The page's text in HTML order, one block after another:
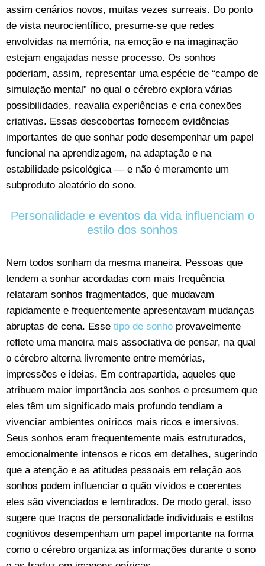
assim cenários novos, muitas vezes surreais. Do ponto
de vista neurocientífico, presume-se que redes
envolvidas na memória, na emoção e na imaginação
estejam engajadas nesse processo. Os sonhos
poderiam, assim, representar uma espécie de “campo de
simulação mental” no qual o cérebro explora várias
possibilidades, reavalia experiências e cria conexões
criativas. Essas descobertas fornecem evidências
importantes de que sonhar pode desempenhar um papel
funcional na aprendizagem, na adaptação e na
estabilidade psicológica — e não é meramente um
subproduto aleatório do sono.
Personalidade e eventos da vida influenciam o
estilo dos sonhos
Nem todos sonham da mesma maneira. Pessoas que
tendem a sonhar acordadas com mais frequência
relataram sonhos fragmentados, que mudavam
rapidamente e frequentemente apresentavam mudanças
abruptas de cena. Esse tipo de sonho provavelmente
reflete uma maneira mais associativa de pensar, na qual
o cérebro alterna livremente entre memórias,
impressões e ideias. Em contrapartida, aqueles que
atribuem maior importância aos sonhos e presumem que
eles têm um significado mais profundo tendiam a
vivenciar ambientes oníricos mais ricos e imersivos.
Seus sonhos eram frequentemente mais estruturados,
emocionalmente intensos e ricos em detalhes, sugerindo
que a atenção e as atitudes pessoais em relação aos
sonhos podem influenciar o quão vívidos e coerentes
eles são vivenciados e lembrados. De modo geral, isso
sugere que traços de personalidade individuais e estilos
cognitivos desempenham um papel importante na forma
como o cérebro organiza as informações durante o sono